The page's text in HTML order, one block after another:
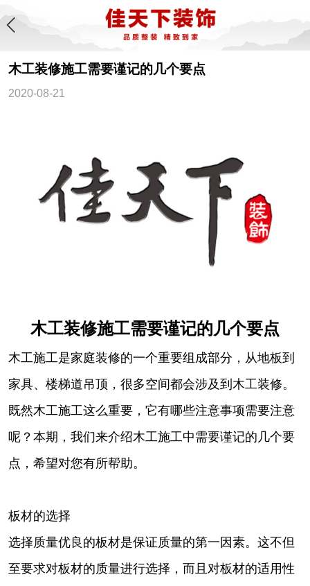
木工装修施工需要谨记的几个要点
2020-08-21
木工装修施工需要谨记的几个要点
木工施工是家庭装修的一个重要组成部分，从地板到
家具、楼梯道吊顶，很多空间都会涉及到木工装修。
既然木工施工这么重要，它有哪些注意事项需要注意
呢？本期，我们来介绍木工施工中需要谨记的几个要
点，希望对您有所帮助。
板材的选择
选择质量优良的板材是保证质量的第一因素。这不但
至要求对板材的质量进行选择，而且对板材的适用性